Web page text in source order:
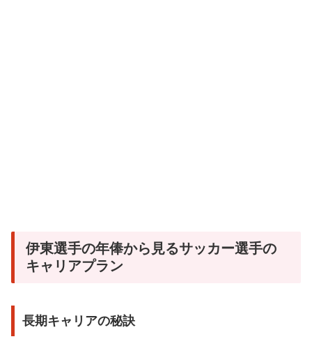
伊東選手の年俸から見るサッカー選手の
キャリアプラン
長期キャリアの秘訣